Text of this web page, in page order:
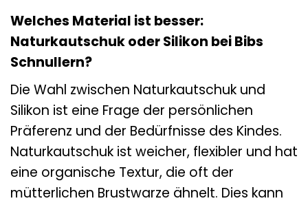
Welches Material ist besser:
Naturkautschuk oder Silikon bei Bibs
Schnullern?
Die Wahl zwischen Naturkautschuk und
Silikon ist eine Frage der persönlichen
Präferenz und der Bedürfnisse des Kindes.
Naturkautschuk ist weicher, flexibler und hat
eine organische Textur, die oft der
mütterlichen Brustwarze ähnelt. Dies kann